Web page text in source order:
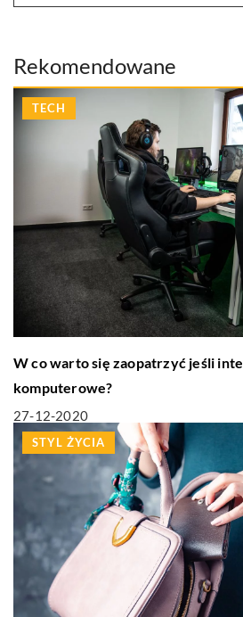
Rekomendowane
TECH
W co warto się zaopatrzyć jeśli
komputerowe?
27-12-2020
STYL ŻYCIA